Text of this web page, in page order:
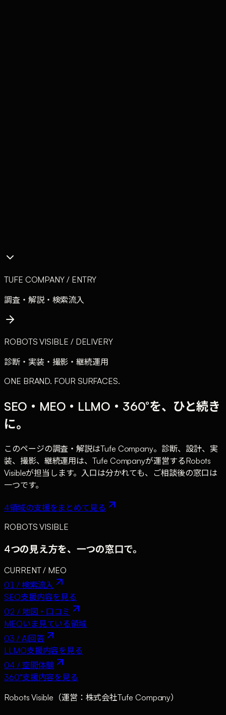
TUFE COMPANY / ENTRY
調査・解説・検索流入
ROBOTS VISIBLE / DELIVERY
診断・実装・撮影・継続運用
ONE BRAND. FOUR SURFACES.
SEO・MEO・LLMO・360°を、 ひと続き
に。
このページの調査・解説はTufe Company。診断、設計、実
装、撮影、継続運用は、Tufe Companyが運営するRobots
Visibleが担当します。入口は分かれても、ご相談後の窓口は
一つです。
4領域の支援をまとめて見る
ROBOTS VISIBLE
4つの見え方を、一つの窓口で。
CURRENT / MEO
01 / 検索流入
SEO支援内容を見る
02 / 地図・口コミ
MEOいま見ている領域
03 / AI回答
LLMO支援内容を見る
04 / 空間体験
360°支援内容を見る
Robots Visible（運営：株式会社Tufe Company）